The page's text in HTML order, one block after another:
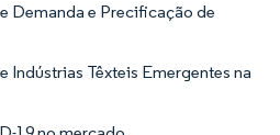
Demanda e Precificação de
Indústrias Têxteis Emergentes na